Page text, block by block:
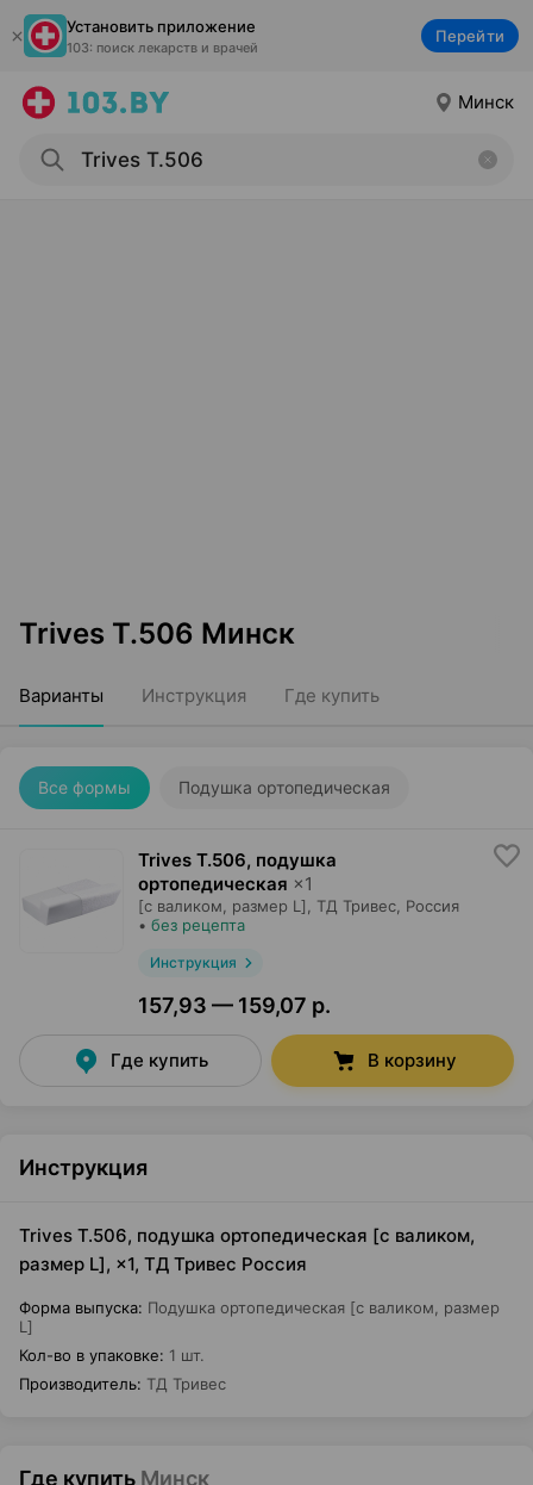
Установить приложение
103: поиск лекарств и врачей
Перейти
Минск
Trives T.506 Минск
Варианты Инструкция Где купить
Все формы Подушка ортопедическая
Trives T.506, подушка
ортопедическая ×1
[с валиком, размер L], ТД Тривес , Россия
• без рецепта
Инструкция
157,93 — 159,07 р.
Где купить В корзину
Инструкция
Trives T.506, подушка ортопедическая [с валиком,
размер L], ×1, ТД Тривес Россия
Форма выпуска: Подушка ортопедическая [с валиком, размер
L]
Кол-во в упаковке: 1 шт.
Производитель: ТД Тривес
Где купить Минск